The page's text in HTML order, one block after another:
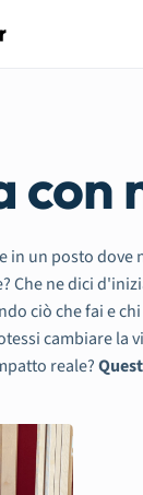
con
in un posto dove
Che ne dici
ciò che fai e
cambiare la
reale?